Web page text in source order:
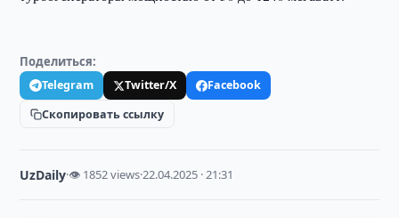
Поделиться:
Telegram Twitter/X
Facebook
Скопировать ссылку
UzDaily·👁 1852 views·22.04.2025 · 21:31